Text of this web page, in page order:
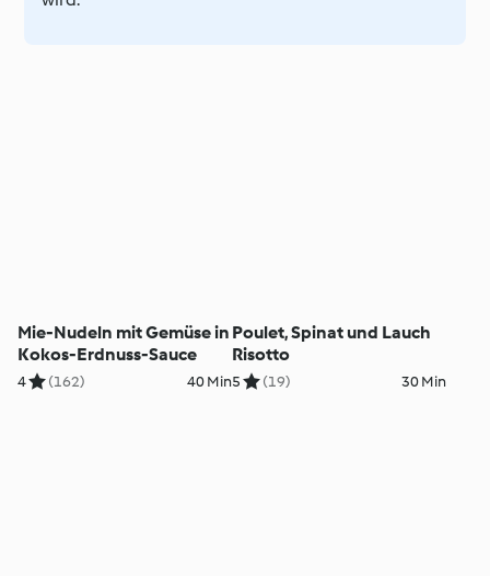
Mie-Nudeln mit Gemüse in
Kokos-Erdnuss-Sauce
4 (162) 40 Min
Poulet, Spinat und Lauch
Risotto
5 (19) 30 Min